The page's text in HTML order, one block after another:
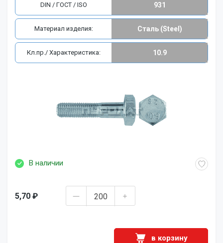
В наличии
5,70 ₽
в корзину
DIN / ГОСТ / ISO 931
Материал изделия: Сталь (Steel)
Кл.пр./ Характеристика: 10.9